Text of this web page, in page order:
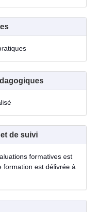
de suivi
formatives est
formation est délivrée à